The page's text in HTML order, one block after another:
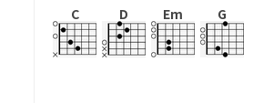
C D Em G